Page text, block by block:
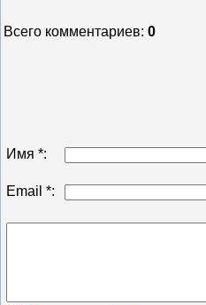
Всего комментариев: 0
Имя *:
Email *: